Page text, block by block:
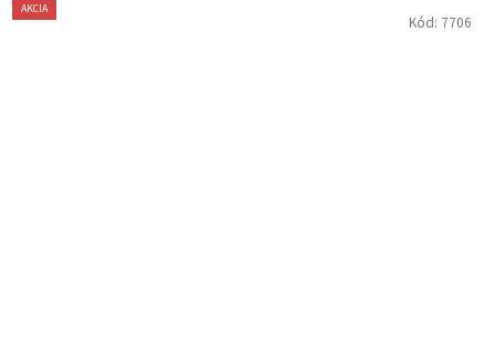
AKCIA
Kód: 7706